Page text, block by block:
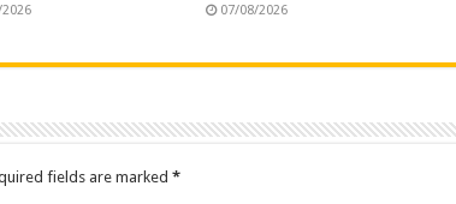
07/08/2026
fields are marked *